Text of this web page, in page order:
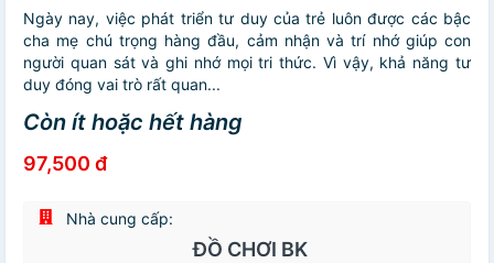
Ngày nay, việc phát triển tư duy của trẻ luôn được các bậc
cha mẹ chú trọng hàng đầu, cảm nhận và trí nhớ giúp con
người quan sát và ghi nhớ mọi tri thức. Vì vậy, khả năng tư
duy đóng vai trò rất quan...
Còn ít hoặc hết hàng
97,500 đ
Nhà cung cấp:
ĐỒ CHƠI BK